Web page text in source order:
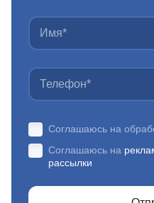
Соглашаюсь на
Соглашаюсь на
рассылки